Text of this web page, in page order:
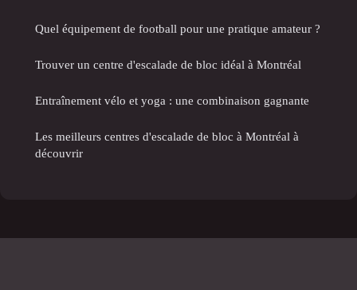
Quel équipement de football pour une pratique amateur ?
Trouver un centre d'escalade de bloc idéal à Montréal
Entraînement vélo et yoga : une combinaison gagnante
Les meilleurs centres d'escalade de bloc à Montréal à
découvrir